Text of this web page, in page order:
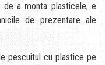
a monta plasticele, e
de prezentare ale
pescuitul cu plastice pe